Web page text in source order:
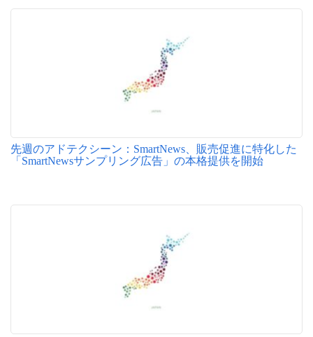
先週のアドテクシーン：SmartNews、販売促進に特化した
「SmartNewsサンプリング広告」の本格提供を開始